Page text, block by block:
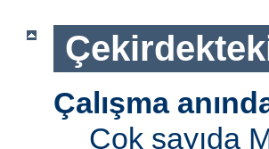
Çalışma
Çok sayıda